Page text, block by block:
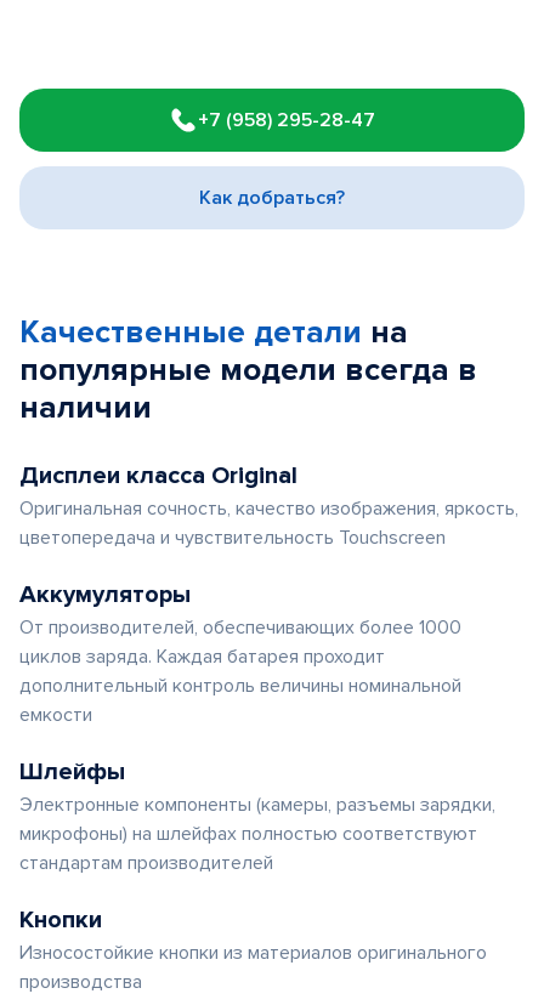
1
of
3
+7 (958) 295-28-47
Как добраться?
Качественные детали на
популярные модели всегда в
наличии
Дисплеи класса Original
Оригинальная сочность, качество изображения, яркость,
цветопередача и чувствительность Touchscreen
Аккумуляторы
От производителей, обеспечивающих более 1000
циклов заряда. Каждая батарея проходит
дополнительный контроль величины номинальной
емкости
Шлейфы
Электронные компоненты (камеры, разъемы зарядки,
микрофоны) на шлейфах полностью соответствуют
стандартам производителей
Кнопки
Износостойкие кнопки из материалов оригинального
производства